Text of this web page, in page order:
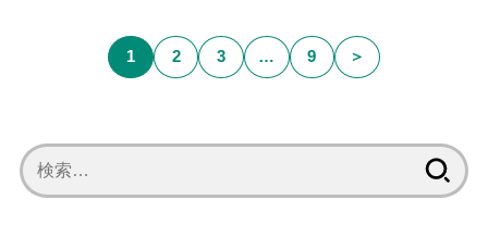
1 2 3 … 9 ＞
索: